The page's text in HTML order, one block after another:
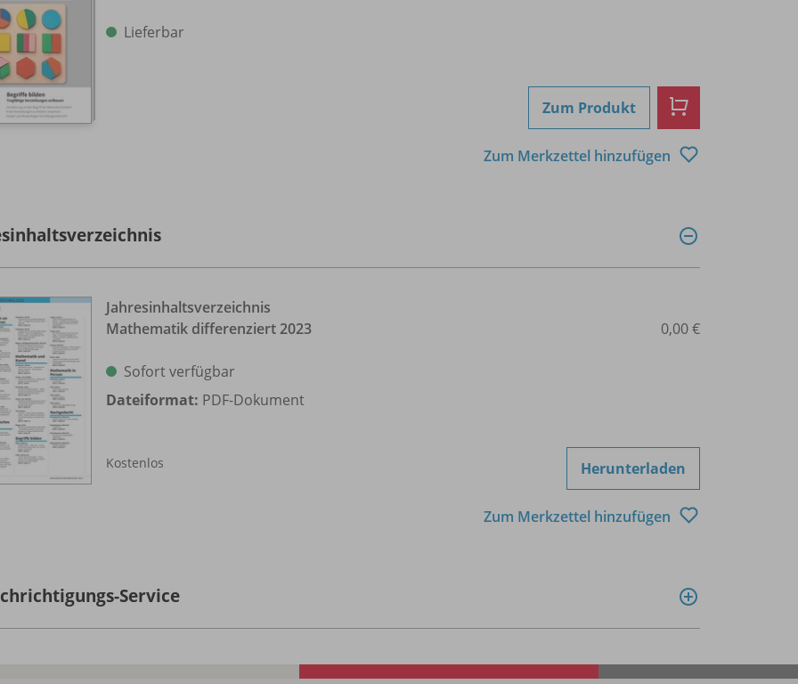
Lieferbar
Zum Produkt
Zum Merkzettel hinzufügen
Jahresinhaltsverzeichnis
Mathematik differenziert 2023
Sofort verfügbar
Dateiformat: PDF-Dokument
Kostenlos
0,00 €
Herunterladen
Zum Merkzettel hinzufügen
Service